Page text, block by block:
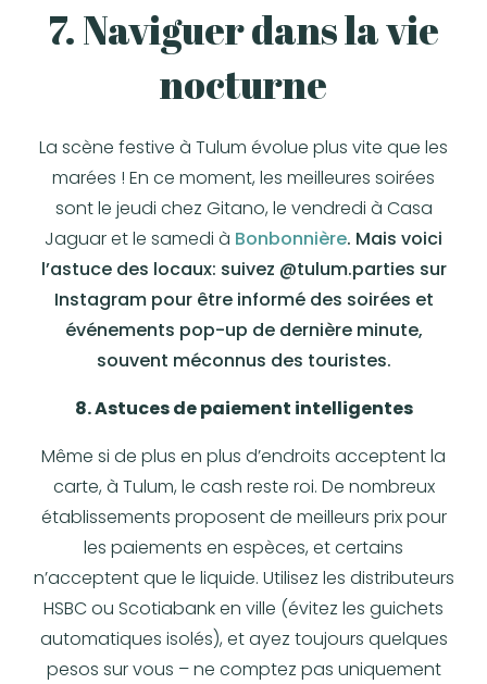
7. Naviguer dans la vie
nocturne
La scène festive à Tulum évolue plus vite que les
marées ! En ce moment, les meilleures soirées
sont le jeudi chez Gitano, le vendredi à Casa
Jaguar et le samedi à Bonbonnière. Mais voici
l’astuce des locaux: suivez @tulum.parties sur
Instagram pour être informé des soirées et
événements pop-up de dernière minute,
souvent méconnus des touristes.
8. Astuces de paiement intelligentes
Même si de plus en plus d’endroits acceptent la
carte, à Tulum, le cash reste roi. De nombreux
établissements proposent de meilleurs prix pour
les paiements en espèces, et certains
n’acceptent que le liquide. Utilisez les distributeurs
HSBC ou Scotiabank en ville (évitez les guichets
automatiques isolés), et ayez toujours quelques
pesos sur vous – ne comptez pas uniquement